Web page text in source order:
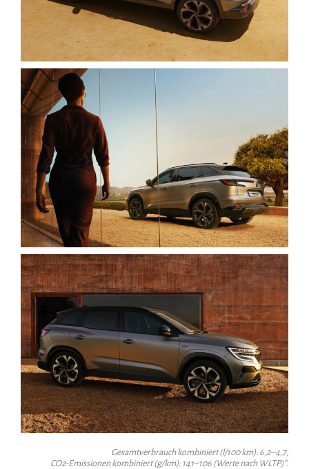
Gesamtverbrauch kombiniert (l/100 km): 6,2–4,7;
CO2-Emissionen kombiniert (g/km): 141–106 (Werte nach WLTP)*.